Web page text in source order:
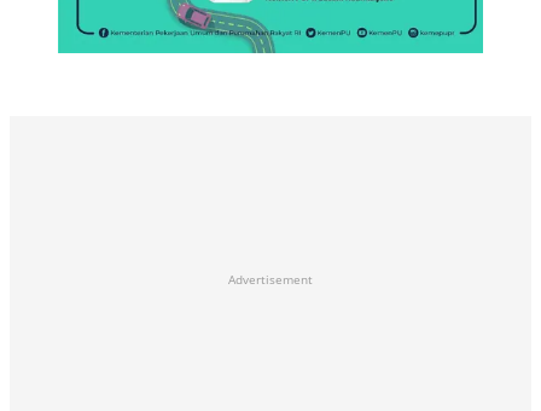
Advertisement